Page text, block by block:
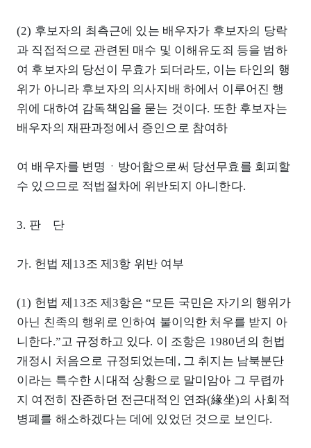
(2) 후보자의 최측근에 있는 배우자가 후보자의 당락
과 직접적으로 관련된 매수 및 이해유도죄 등을 범하
여 후보자의 당선이 무효가 되더라도, 이는 타인의 행
위가 아니라 후보자의 의사지배 하에서 이루어진 행
위에 대하여 감독책임을 묻는 것이다. 또한 후보자는
배우자의 재판과정에서 증인으로 참여하
여 배우자를 변명ㆍ방어함으로써 당선무효를 회피할
수 있으므로 적법절차에 위반되지 아니한다.
3. 판 단
가. 헌법 제13조 제3항 위반 여부
(1) 헌법 제13조 제3항은 “모든 국민은 자기의 행위가
아닌 친족의 행위로 인하여 불이익한 처우를 받지 아
니한다.”고 규정하고 있다. 이 조항은 1980년의 헌법
개정시 처음으로 규정되었는데, 그 취지는 남북분단
이라는 특수한 시대적 상황으로 말미암아 그 무렵까
지 여전히 잔존하던 전근대적인 연좌(緣坐)의 사회적
병폐를 해소하겠다는 데에 있었던 것으로 보인다.